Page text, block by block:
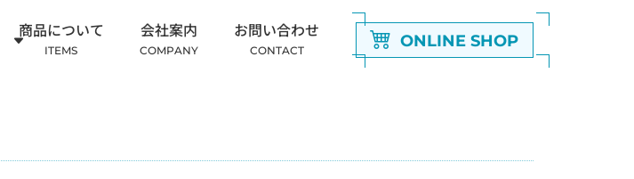
商品について
ITEMS
会社案内
COMPANY
お問い合わせ
CONTACT ONLINE SHOP